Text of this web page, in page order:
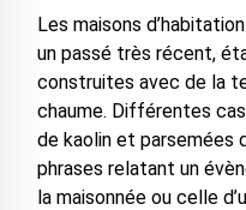
Les maisons
un passé très récent,
construites avec de la
chaume. Différentes
de kaolin et parsemées
phrases relatant un
la maisonnée ou celle